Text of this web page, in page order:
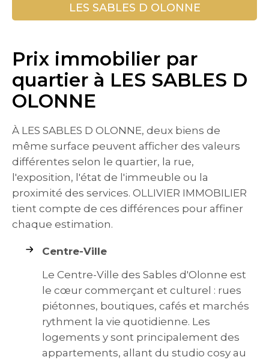
LES SABLES D OLONNE
Prix immobilier par
quartier à LES SABLES D
OLONNE
À LES SABLES D OLONNE, deux biens de
même surface peuvent afficher des valeurs
différentes selon le quartier, la rue,
l'exposition, l'état de l'immeuble ou la
proximité des services. OLLIVIER IMMOBILIER
tient compte de ces différences pour affiner
chaque estimation.
Centre-Ville
Le Centre-Ville des Sables d'Olonne est
le cœur commerçant et culturel : rues
piétonnes, boutiques, cafés et marchés
rythment la vie quotidienne. Les
logements y sont principalement des
appartements, allant du studio cosy au